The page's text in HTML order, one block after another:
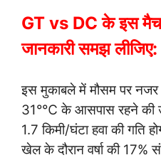
GT vs DC के इस
जानकारी समझ लीजिए:
इस मुकाबले में मौसम पर नजर
31°℃ के आसपास रहने की
1.7 किमी/घंटा हवा की गति
खेल के दौरान वर्षा की 17%